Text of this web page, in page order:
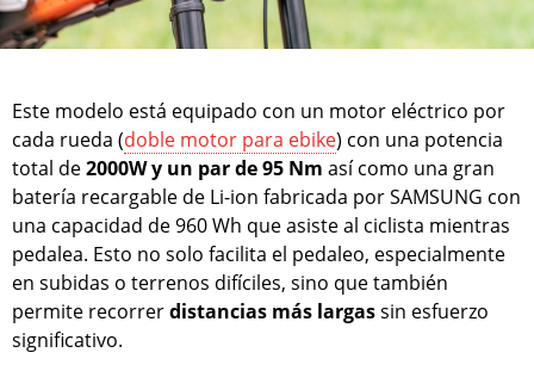
Este modelo está equipado con un motor eléctrico por
cada rueda (doble motor para ebike) con una potencia
total de2000W y un par de 95 Nm así como una gran
batería recargable de Li-ion fabricada por SAMSUNG con
una capacidad de 960 Wh que asiste al ciclista mientras
pedalea. Esto no solo facilita el pedaleo, especialmente
en subidas o terrenos difíciles, sino que también
permite recorrerdistancias más largassin esfuerzo
significativo.